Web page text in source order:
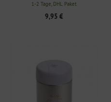
1-2 Tage, DHL Paket
9,95 €